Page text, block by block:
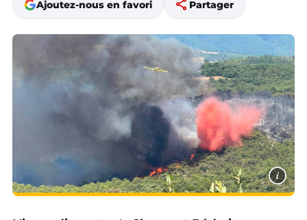
Ajoutez-nous en favori share Partager
i